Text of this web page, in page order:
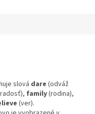
slová dare (odváž
family(rodina),
(ver).